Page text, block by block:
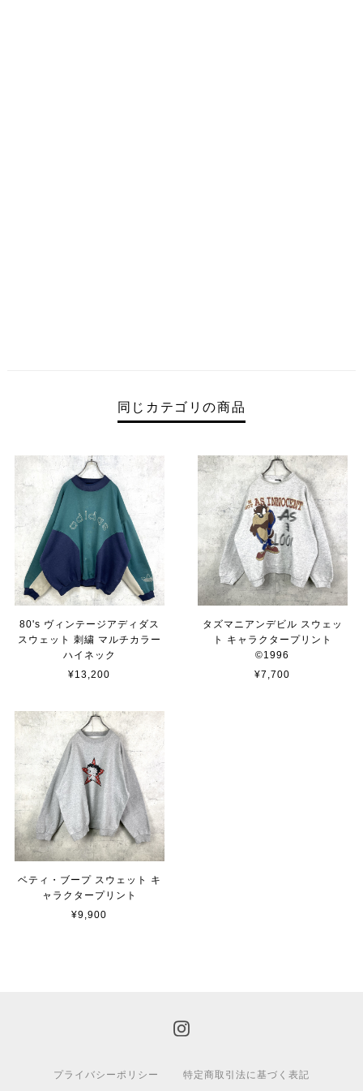
同じカテゴリの商品
80's ヴィンテージアディダス
スウェット 刺繍 マルチカラー
ハイネック
¥13,200
タズマニアンデビル スウェッ
ト キャラクタープリント
©︎1996
¥7,700
ベティ・ブープ スウェット キ
ャラクタープリント
¥9,900
プライバシーポリシー 特定商取引法に基づく表記